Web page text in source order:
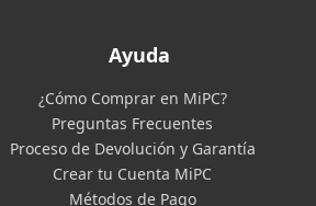
Ayuda
¿Cómo Comprar en MiPC?
Preguntas Frecuentes
Proceso de Devolución y Garantía
Crear tu Cuenta MiPC
Métodos de Pago